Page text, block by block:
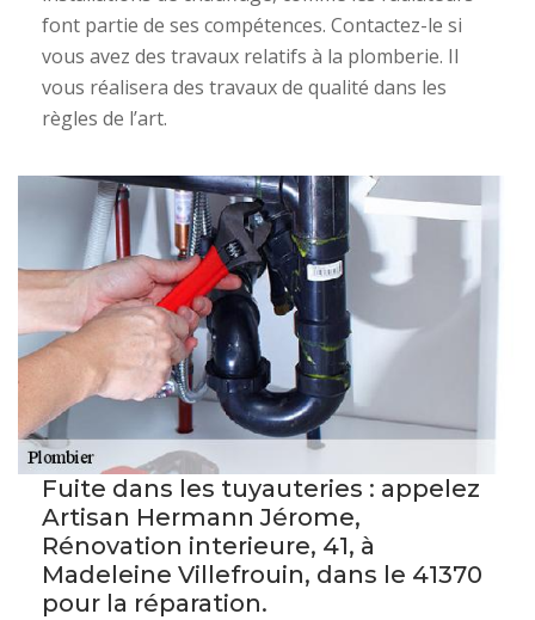
font partie de ses compétences. Contactez-le si
vous avez des travaux relatifs à la plomberie. Il
vous réalisera des travaux de qualité dans les
règles de l’art.
Fuite dans les tuyauteries : appelez
Artisan Hermann Jérome,
Rénovation interieure, 41, à
Madeleine Villefrouin, dans le 41370
pour la réparation.